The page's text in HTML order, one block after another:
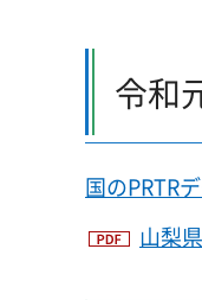
令和
国のPRTR
山梨